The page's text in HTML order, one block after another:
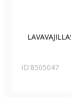
ID:8505047